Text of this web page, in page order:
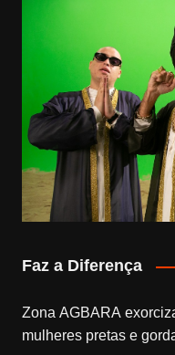
Faz a Diferença
Zona AGBARA
mulheres pretas e